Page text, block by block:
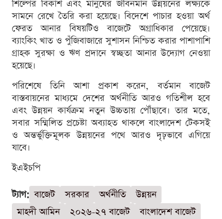
শিল্পের বিকাশ এবং মানুষের জীবনমান উন্নয়নের লক্ষ্যকে
সামনে রেখে তৈরি করা হয়েছে। বিদেশে পাচার হওয়া অর্থ
ফেরত আনার বিষয়টিও বাজেটে অগ্রাধিকার পেয়েছে।
ব্যাংকিং খাত ও পুঁজিবাজারে সুশাসন নিশ্চিত করার পাশাপাশি
গ্রাহক সুরক্ষা ও ঋণ প্রদানে স্বচ্ছতা আনার উদ্যোগ নেওয়া
হয়েছে।
পরিশেষে তিনি আশা প্রকাশ করেন, বর্তমান বাজেট
বাস্তবায়নের মাধ্যমে দেশের অর্থনীতি আরও গতিশীল হবে
এবং উন্নয়ন কার্যক্রম নতুন উচ্চতায় পৌঁছাবে। তার মতে,
সবার সম্মিলিত প্রচেষ্টা অব্যাহত থাকলে বাংলাদেশ টেকসই
ও অন্তর্ভুক্তিমূলক উন্নয়নের পথে আরও দৃঢ়ভাবে এগিয়ে
যাবে।
ইএইচপি
ট্যাগ: বাজেট সরকার অর্থনীতি
উন্নয়ন
মাহদী আমিন
২০২৬-২৭ বাজেট
বাংলাদেশ বাজেট